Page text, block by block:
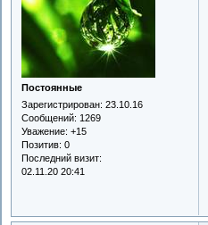
Постоянные
Зарегистрирован: 23.10.16
Сообщений: 1269
Уважение: +15
Позитив: 0
Последний визит:
02.11.20 20:41